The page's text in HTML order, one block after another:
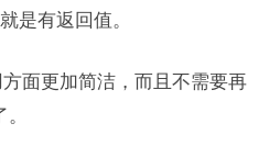
是有返回值。
面更加简洁，而且不需要再